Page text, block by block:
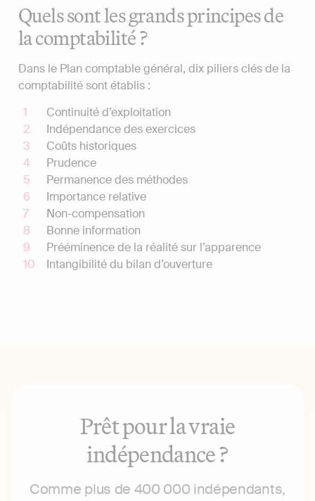
Quels sont les grands principes de
la comptabilité ?
Dans le Plan comptable général, dix piliers clés de la
comptabilité sont établis :
Continuité d’exploitation
Indépendance des exercices
Coûts historiques
Prudence
Permanence des méthodes
Importance relative
Non-compensation
Bonne information
Prééminence de la réalité sur l’apparence
Intangibilité du bilan d’ouverture
Prêt pour la vraie
indépendance ?
Comme plus de 400 000 indépendants,